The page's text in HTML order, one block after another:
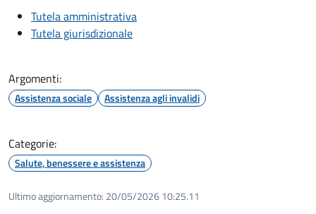
Tutela amministrativa
Tutela giurisdizionale
Argomenti:
Assistenza sociale Assistenza agli invalidi
Categorie:
Salute, benessere e assistenza
Ultimo aggiornamento: 20/05/2026 10:25.11